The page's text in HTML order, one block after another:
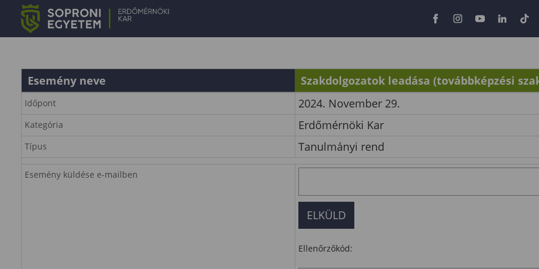
Esemény neve Szakdolgozatok leadása (továbbképzési
Időpont 2024. November 29.
Kategória Erdőmérnöki Kar
Típus Tanulmányi rend
Esemény küldése e-mailben
Ellenőrzőkód: